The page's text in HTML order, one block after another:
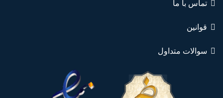
تماس با ما
قوانین
سوالات متداول